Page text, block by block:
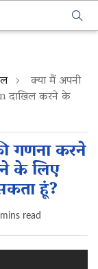
क्या मैं अपनी
दाखिल करने के
गणना करने
के लिए
हूं?
read